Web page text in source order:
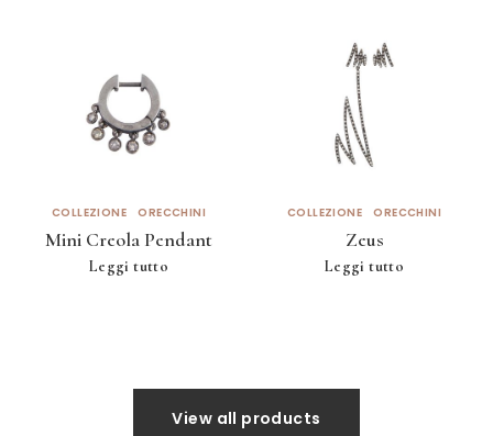
COLLEZIONE ORECCHINI
Mini Creola Pendant
Leggi tutto
COLLEZIONE ORECCHINI
Zeus
Leggi tutto
View all products